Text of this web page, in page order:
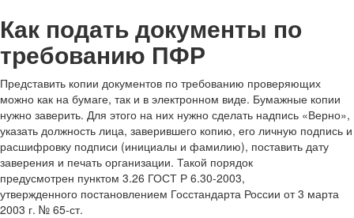
Как подать документы по
требованию ПФР
Представить копии документов по требованию проверяющих
можно как на бумаге, так и в электронном виде. Бумажные копии
нужно заверить. Для этого на них нужно сделать надпись «Верно»,
указать должность лица, заверившего копию, его личную подпись и
расшифровку подписи (инициалы и фамилию), поставить дату
заверения и печать организации. Такой порядок
предусмотрен пунктом 3.26 ГОСТ Р 6.30-2003,
утвержденного постановлением Госстандарта России от 3 марта
2003 г. № 65-ст.